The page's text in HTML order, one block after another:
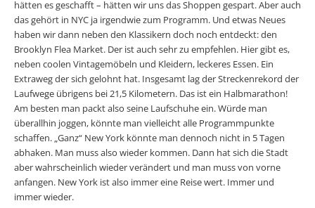
hätten es geschafft – hätten wir uns das Shoppen gespart. Aber auch
das gehört in NYC ja irgendwie zum Programm. Und etwas Neues
haben wir dann neben den Klassikern doch noch entdeckt: den
Brooklyn Flea Market. Der ist auch sehr zu empfehlen. Hier gibt es,
neben coolen Vintagemöbeln und Kleidern, leckeres Essen. Ein
Extraweg der sich gelohnt hat. Insgesamt lag der Streckenrekord der
Laufwege übrigens bei 21,5 Kilometern. Das ist ein Halbmarathon!
Am besten man packt also seine Laufschuhe ein. Würde man
überallhin joggen, könnte man vielleicht alle Programmpunkte
schaffen. „Ganz“ New York könnte man dennoch nicht in 5 Tagen
abhaken. Man muss also wieder kommen. Dann hat sich die Stadt
aber wahrscheinlich wieder verändert und man muss von vorne
anfangen. New York ist also immer eine Reise wert. Immer und
immer wieder.